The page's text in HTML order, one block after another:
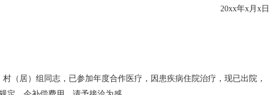
20xx年x月x日
（居）组同志，已参加年度合作医疗，因患疾病住院治疗，现已出院，